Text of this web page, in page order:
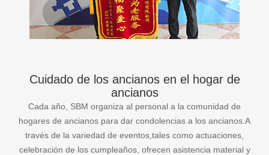
Cuidado de los ancianos en el hogar de
ancianos
Cada año, SBM organiza al personal a la comunidad de
hogares de ancianos para dar condolencias a los ancianos.A
través de la variedad de eventos,tales como actuaciones,
celebración de los cumpleaños, ofrecen asistencia material y